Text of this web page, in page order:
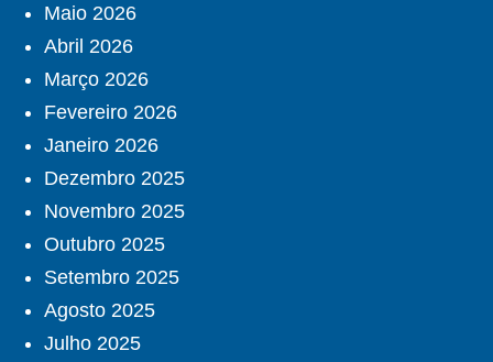
Maio 2026
Abril 2026
Março 2026
Fevereiro 2026
Janeiro 2026
Dezembro 2025
Novembro 2025
Outubro 2025
Setembro 2025
Agosto 2025
Julho 2025